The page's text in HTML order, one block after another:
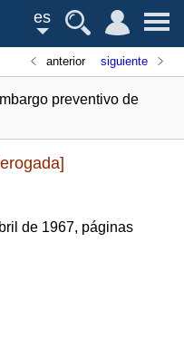
es
anterior siguiente
preventivo de
de 1967, páginas